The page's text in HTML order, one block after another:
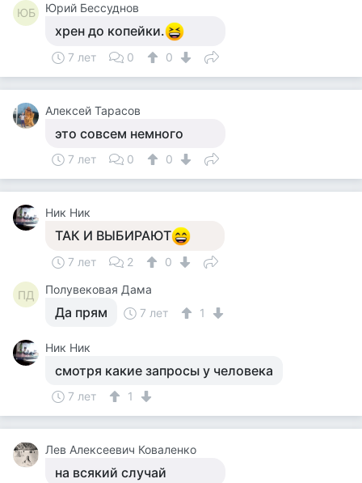
ЮБ Юрий Бессуднов
хрен до копейки.
7 лет 0 0
Алексей Тарасов
это совсем немного
7 лет 0 0
Ник Ник
ТАК И ВЫБИРАЮТ
7 лет 2 0
ПД Полувековая Дама
Да прям 7 лет 1
Ник Ник
смотря какие запросы у человека
7 лет 1
Лев Алексеевич Коваленко
на всякий случай